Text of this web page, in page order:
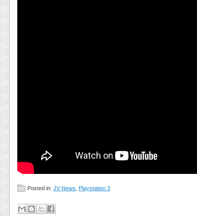
Posted in: JV News Playstation 3